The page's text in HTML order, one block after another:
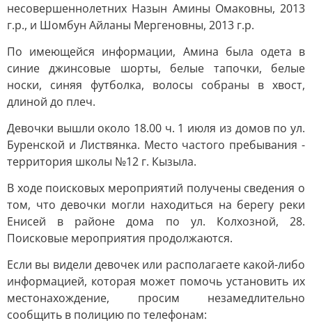
несовершеннолетних Назын Амины Омаковны, 2013
г.р., и Шомбун Айланы Мергеновны, 2013 г.р.
По имеющейся информации, Амина была одета в
синие джинсовые шорты, белые тапочки, белые
носки, синяя футболка, волосы собраны в хвост,
длиной до плеч.
Девочки вышли около 18.00 ч. 1 июля из домов по ул.
Буренской и Листвянка. Место частого пребывания -
территория школы №12 г. Кызыла.
В ходе поисковых мероприятий получены сведения о
том, что девочки могли находиться на берегу реки
Енисей в районе дома по ул. Колхозной, 28.
Поисковые мероприятия продолжаются.
Если вы видели девочек или располагаете какой-либо
информацией, которая может помочь установить их
местонахождение, просим незамедлительно
сообщить в полицию по телефонам: